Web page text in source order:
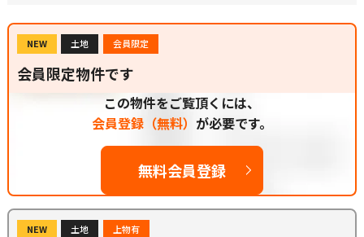
NEW 土地 会員限定
会員限定物件です
この物件をご覧頂くには、
会員登録（無料） が必要です。
無料会員登録
NEW 土地 上物有